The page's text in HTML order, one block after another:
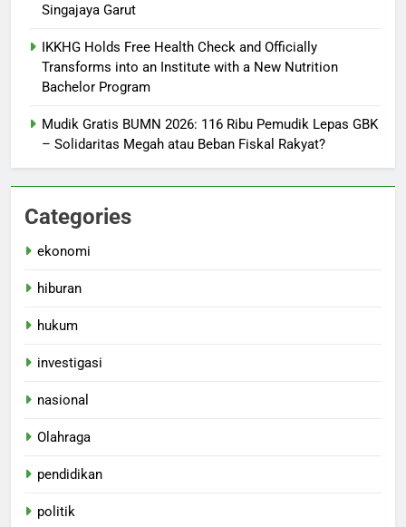
Singajaya Garut
IKKHG Holds Free Health Check and Officially
Transforms into an Institute with a New Nutrition
Bachelor Program
Mudik Gratis BUMN 2026: 116 Ribu Pemudik Lepas GBK
– Solidaritas Megah atau Beban Fiskal Rakyat?
Categories
ekonomi
hiburan
hukum
investigasi
nasional
Olahraga
pendidikan
politik